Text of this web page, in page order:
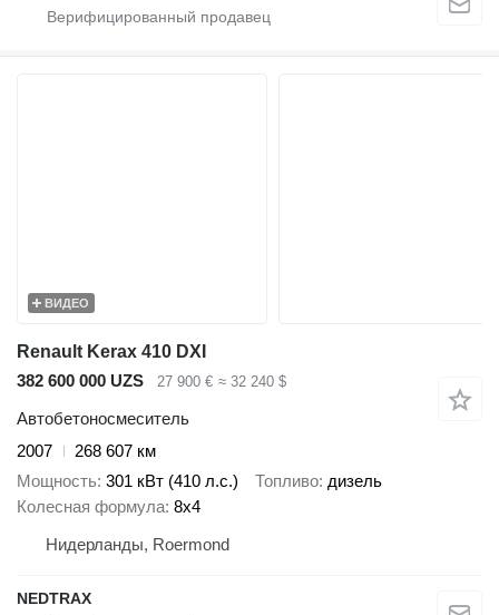
ВИДЕО
Renault Kerax 410 DXI
382 600 000 UZS
27 900 € ≈ 32 240 $
Автобетоносмеситель
2007
268 607 км
Мощность 301 кВт (410 л.с.) Топливо дизель
Колесная формула 8x4
Нидерланды, Roermond
NEDTRAX